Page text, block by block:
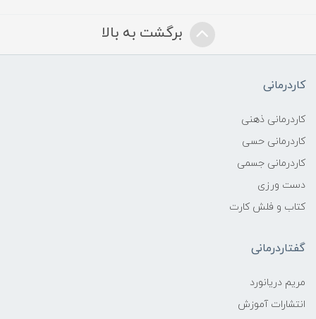
برگشت به بالا
کاردرمانی
کاردرمانی ذهنی
کاردرمانی حسی
کاردرمانی جسمی
دست ورزی
کتاب و فلش کارت
گفتاردرمانی
مریم دریانورد
انتشارات آموزش